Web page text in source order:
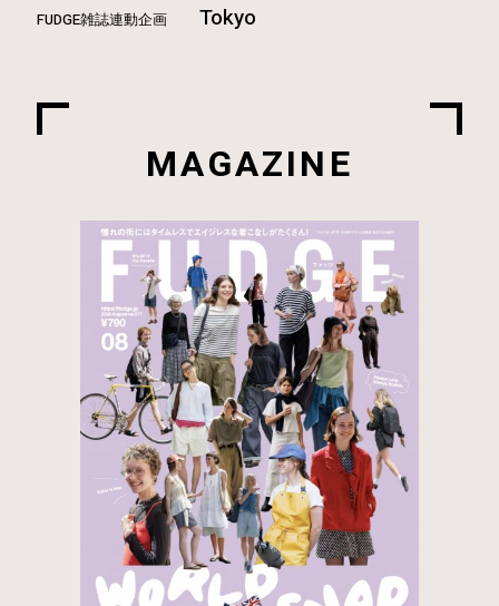
FUDGE雑誌連動企画 Tokyo
MAGAZINE